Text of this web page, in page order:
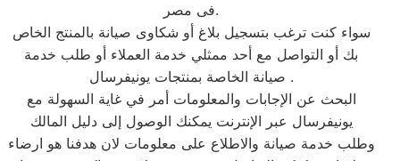
فى مصر.
سواء كنت ترغب بتسجيل بلاغ أو شكاوى صيانة بالمنتج الخاص
بك أو التواصل مع أحد ممثلي خدمة العملاء أو طلب خدمة
صيانة الخاصة بمنتجات يونيفرسال .
البحث عن الإجابات والمعلومات أمر في غاية السهولة مع
يونيفرسال عبر الإنترنت يمكنك الوصول إلى دليل المالك
وطلب خدمة صيانة والاطلاع على معلومات لان هدفنا هو ارضاء